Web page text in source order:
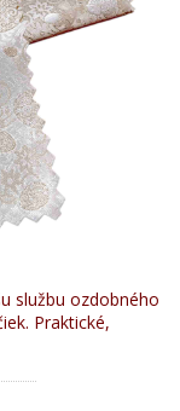
službu ozdobného
Praktické,